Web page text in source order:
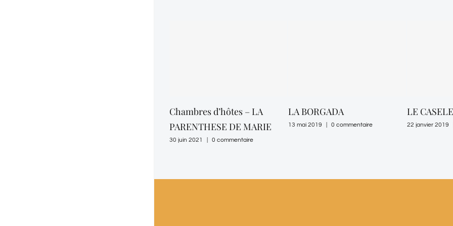
Chambres d’hôtes – LA
PARENTHESE DE MARIE
30 juin 2021 0 commentaire
LA BORGADA
13 mai 2019 0 commentaire
LE
22 janvier 2019